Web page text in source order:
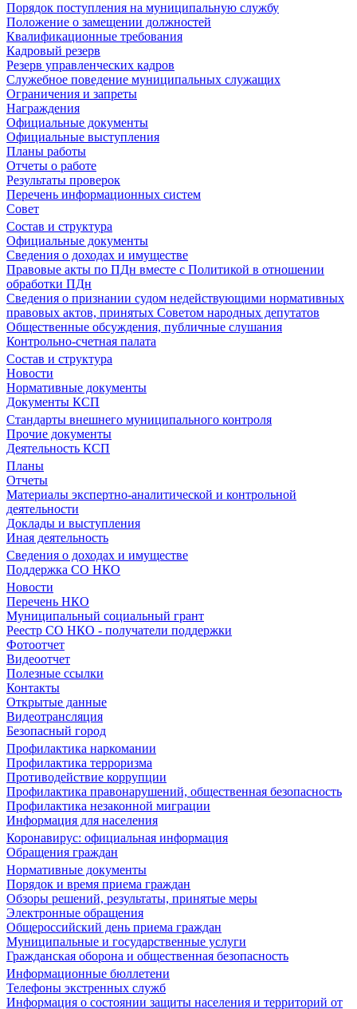
Порядок поступления на муниципальную службу
Положение о замещении должностей
Квалификационные требования
Кадровый резерв
Резерв управленческих кадров
Служебное поведение муниципальных служащих
Ограничения и запреты
Награждения
Официальные документы
Официальные выступления
Планы работы
Отчеты о работе
Результаты проверок
Перечень информационных систем
Совет
Состав и структура
Официальные документы
Сведения о доходах и имуществе
Правовые акты по ПДн вместе с Политикой в отношении
обработки ПДн
Сведения о признании судом недействующими нормативных
правовых актов, принятых Советом народных депутатов
Общественные обсуждения, публичные слушания
Контрольно-счетная палата
Состав и структура
Новости
Нормативные документы
Документы КСП
Стандарты внешнего муниципального контроля
Прочие документы
Деятельность КСП
Планы
Отчеты
Материалы экспертно-аналитической и контрольной
деятельности
Доклады и выступления
Иная деятельность
Сведения о доходах и имуществе
Поддержка СО НКО
Новости
Перечень НКО
Муниципальный социальный грант
Реестр СО НКО - получатели поддержки
Фотоотчет
Видеоотчет
Полезные ссылки
Контакты
Открытые данные
Видеотрансляция
Безопасный город
Профилактика наркомании
Профилактика терроризма
Противодействие коррупции
Профилактика правонарушений, общественная безопасность
Профилактика незаконной миграции
Информация для населения
Коронавирус: официальная информация
Обращения граждан
Нормативные документы
Порядок и время приема граждан
Обзоры решений, результаты, принятые меры
Электронные обращения
Общероссийский день приема граждан
Муниципальные и государственные услуги
Гражданская оборона и общественная безопасность
Информационные бюллетени
Телефоны экстренных служб
Информация о состоянии защиты населения и территорий от